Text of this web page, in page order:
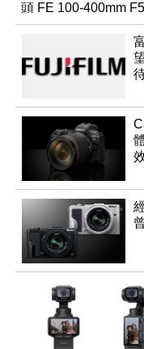
頭 FE 100-400mm